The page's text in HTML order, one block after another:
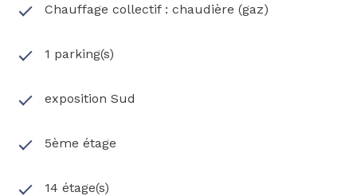
Chauffage collectif : chaudière (gaz)
1 parking(s)
exposition Sud
5ème étage
14 étage(s)